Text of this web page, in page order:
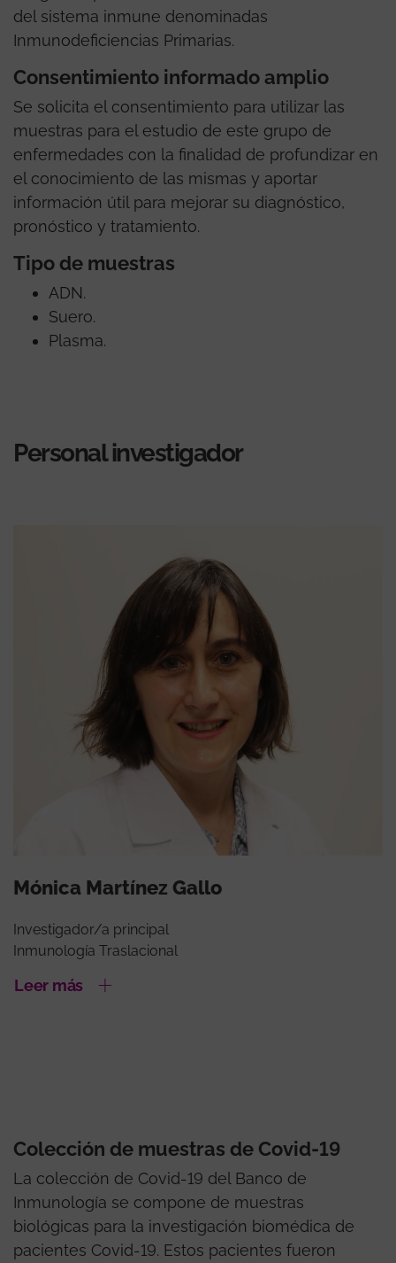
del sistema inmune denominadas
Inmunodeficiencias Primarias.
Consentimiento informado amplio
Se solicita el consentimiento para utilizar las
muestras para el estudio de este grupo de
enfermedades con la finalidad de profundizar en
el conocimiento de las mismas y aportar
información útil para mejorar su diagnóstico,
pronóstico y tratamiento.
Tipo de muestras
ADN.
Suero.
Plasma.
Personal investigador
Mónica Martínez Gallo
Investigador/a principal
Inmunología Traslacional
Leer más
Colección de muestras de Covid-19
La colección de Covid-19 del Banco de
Inmunología se compone de muestras
biológicas para la investigación biomédica de
pacientes Covid-19. Estos pacientes fueron